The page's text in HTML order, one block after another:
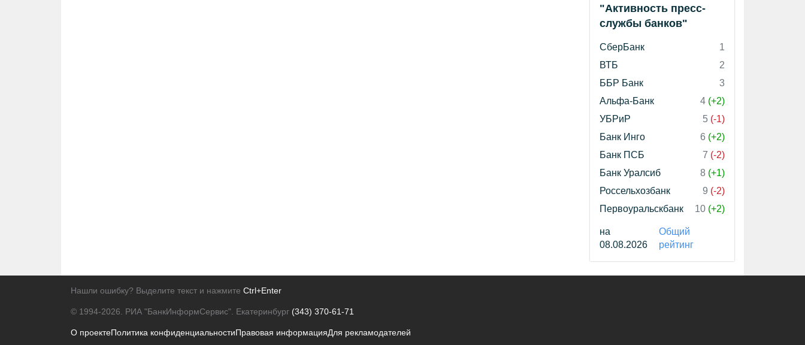
"Активность пресс-
службы банков"
СберБанк
1
ВТБ
2
ББР Банк
3
Альфа-Банк
4 (+2)
УБРиР
5 (-1)
Банк Инго
6 (+2)
Банк ПСБ
7 (-2)
Банк Уралсиб
8 (+1)
Россельхозбанк
9 (-2)
Первоуральскбанк
10 (+2)
на
08.08.2026
Общий
рейтинг
Нашли ошибку? Выделите текст и нажмите Ctrl+Enter
© 1994-2026. РИА "БанкИнформСервис". Екатеринбург (343) 370-61-71
О проектеПолитика конфиденциальностиПравовая информацияДля рекламодателей